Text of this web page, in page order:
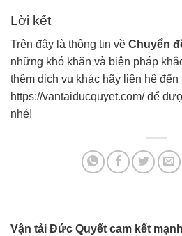
Lời kết
Trên đây là thông tin về Chuyển
những khó khăn và biện pháp
thêm dịch vụ khác hãy liên hệ đến
https://vantaiducquyet.com/để
nhé!
Vận tải Đức Quyết cam kết